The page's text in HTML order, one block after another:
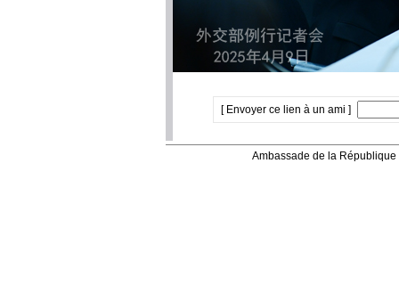
[ Envoyer ce lien à un ami ]
Ambassade de la